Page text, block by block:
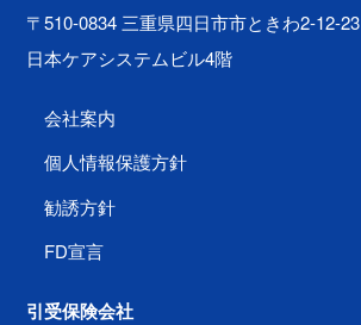
〒510-0834 三重県四日市市ときわ2-12-23
日本ケアシステムビル4階
会社案内
個人情報保護方針
勧誘方針
FD宣言
引受保険会社